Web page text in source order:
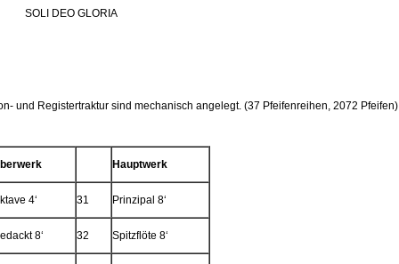
SOLI DEO GLORIA
und Registertraktur sind mechanisch angelegt. (37 Pfeifenreihen, 2072 Pfeifen)
Hauptwerk
4‘ 31 Prinzipal 8‘
8‘ 32 Spitzflöte 8‘